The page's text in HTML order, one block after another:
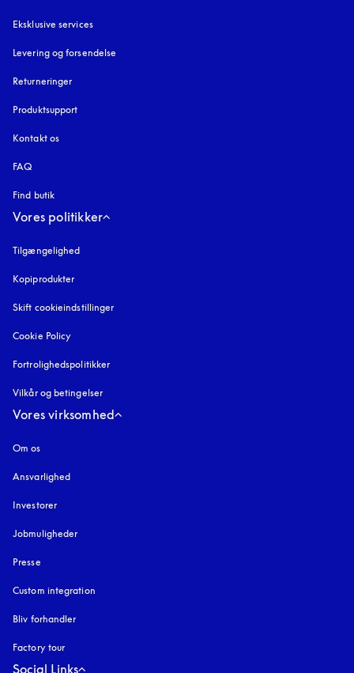
Eksklusive services
Levering og forsendelse
Returneringer
Produktsupport
Kontakt os
FAQ
Find butik
Vores politikker
Tilgængelighed
Kopiprodukter
Skift cookieindstillinger
Cookie Policy
Fortrolighedspolitikker
Vilkår og betingelser
Vores virksomhed
Om os
Ansvarlighed
Investorer
Jobmuligheder
Presse
Custom integration
Bliv forhandler
Factory tour
Social Links